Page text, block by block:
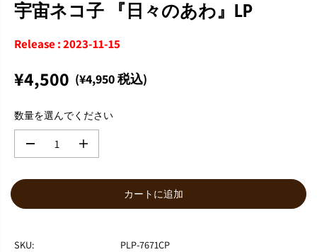
宇宙ネコ子 『日々のあわ』LP
Release : 2023-11-15
通
価
格
¥4,500 (¥4,950 税込)
数量を選んでください
宙
数
カートに追加
SKU:
PLP-7671CP